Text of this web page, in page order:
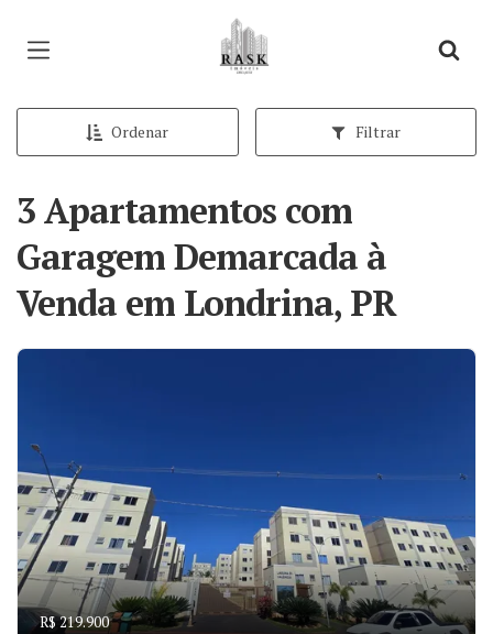
Página inicial
Ordenar Filtrar
3 Apartamentos com
Garagem Demarcada à
Venda em Londrina, PR
R$ 219.900